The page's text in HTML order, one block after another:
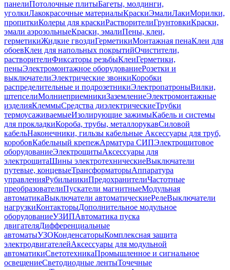
панелиПотолочные плитыБагеты, молдинги,
уголкиЛакокрасочные материалыКраскиЭмалиЛакиМорилки,
пропиткиКолеры для краскиРастворителиГрунтовкиКраски,
эмали аэрозольныеКраски, эмалиПены, клеи,
герметикиЖидкие гвоздиГерметикиМонтажная пенаКлеи для
обоевКлеи для напольных покрытийОчистители,
растворителиФиксаторы резьбыКлеиГерметики,
пеныЭлектромонтажное оборудованиеРозетки и
выключателиЭлектрические звонкиКоробки
распределительные и подрозетникиЭлектропатроныВилки,
штепселиМолниеприемникиЗаземлениеЭлектромонтажные
изделияКлеммыСредства диэлектрическиеТрубки
термоусаживаемыеИзолирующие зажимыКабель и системы
для прокладкиКороба, трубы, металлорукавСиловой
кабельНаконечники, гильзы кабельные Аксессуары для труб,
коробовКабельный крепежАрматура СИПЭлектрощитовое
оборудованиеЭлектрощитыАксессуары для
электрощитаШины электротехническиеВыключатели
путевые, концевыеТрансформаторыАппаратура
управленияРубильникиПредохранителиЧастотные
преобразователиПускатели магнитныеМодульная
автоматикаВыключатели автоматическиеРелеВыключатели
нагрузкиКонтакторыДополнительное модульное
оборудованиеУЗИПАвтоматика пуска
двигателяДифференциальные
автоматыУЗОКонденсаторыКомплексная защита
электродвигателейАксессуары для модульной
автоматикиСветотехникаПромышленное и сигнальное
освещениеСветодиодные лентыТочечные